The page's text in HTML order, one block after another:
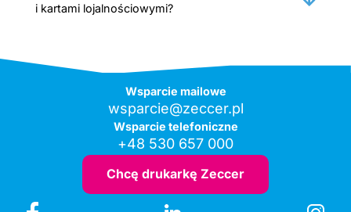
i kartami lojalnościowymi?
Wsparcie mailowe
wsparcie@zeccer.pl
Wsparcie telefoniczne
+48 530 657 000
Chcę drukarkę Zeccer